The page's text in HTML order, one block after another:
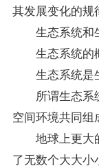
其发展变化的规
生态系统和
生态系统的
生态系统是生
所谓生态系
空间环境共同组
地球上更大
了无数个大大